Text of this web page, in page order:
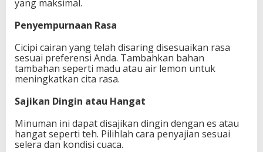
yang maksimal.
Penyempurnaan Rasa
Cicipi cairan yang telah disaring disesuaikan rasa
sesuai preferensi Anda. Tambahkan bahan
tambahan seperti madu atau air lemon untuk
meningkatkan cita rasa.
Sajikan Dingin atau Hangat
Minuman ini dapat disajikan dingin dengan es atau
hangat seperti teh. Pilihlah cara penyajian sesuai
selera dan kondisi cuaca.